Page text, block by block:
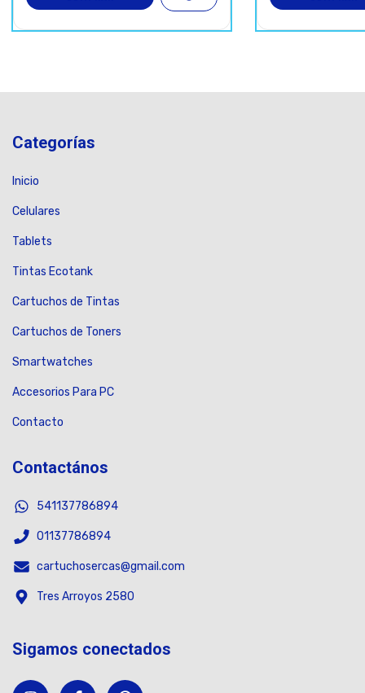
Categorías
Inicio
Celulares
Tablets
Tintas Ecotank
Cartuchos de Tintas
Cartuchos de Toners
Smartwatches
Accesorios Para PC
Contacto
Contactános
541137786894
01137786894
cartuchosercas@gmail.com
Tres Arroyos 2580
Sigamos conectados